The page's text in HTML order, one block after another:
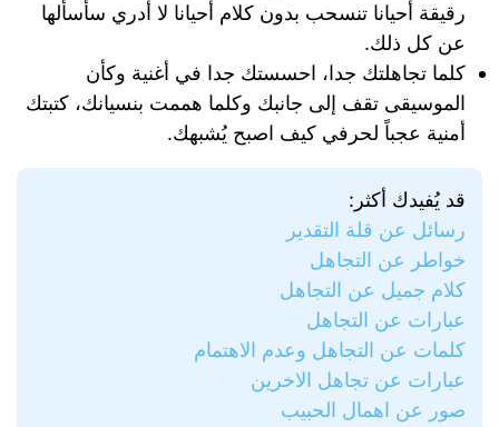
رقيقة أحيانا تنسحب بدون كلام أحيانا لا أدري سأسألها
عن كل ذلك.
كلما تجاهلتك جدا، احسستك جدا في أغنية وكأن
الموسيقى تقف إلى جانبك وكلما هممت بنسيانك، كتبتك
أمنية عجباً لحرفي كيف اصبح يُشبهك.
قد يُفيدك أكثر:
رسائل عن قلة التقدير
خواطر عن التجاهل
كلام جميل عن التجاهل
عبارات عن التجاهل
كلمات عن التجاهل وعدم الاهتمام
عبارات عن تجاهل الاخرين
صور عن اهمال الحبيب